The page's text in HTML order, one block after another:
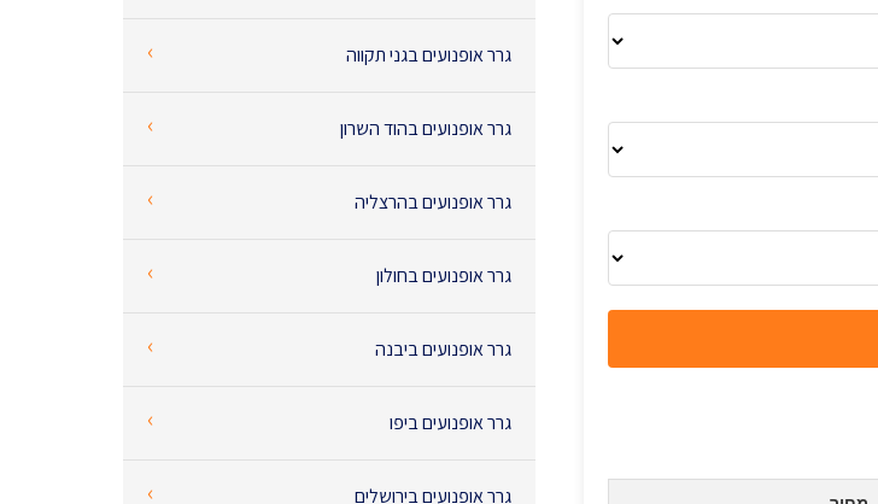
‹ גרר אופנועים בגני תקווה
‹ גרר אופנועים בהוד השרון
‹ גרר אופנועים בהרצליה
‹ גרר אופנועים בחולון
‹ גרר אופנועים ביבנה
‹ גרר אופנועים ביפו
‹ גרר אופנועים בירושלים